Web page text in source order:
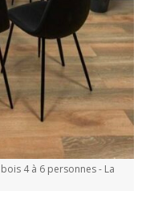
4 à 6 personnes - La